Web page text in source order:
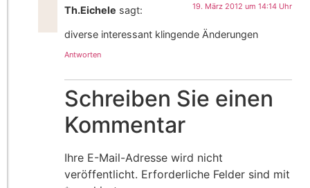
Th.Eichele sagt: 19. März 2012 um 14:14 Uhr
diverse interessant klingende Änderungen
Antworten
Schreiben Sie einen
Kommentar
Ihre E-Mail-Adresse wird nicht
veröffentlicht. Erforderliche Felder sind mit